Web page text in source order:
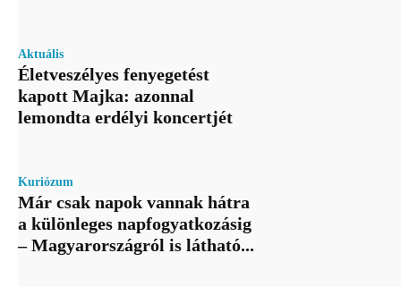
Aktuális
Életveszélyes fenyegetést
kapott Majka: azonnal
lemondta erdélyi koncertjét
Kuriózum
Már csak napok vannak hátra
a különleges napfogyatkozásig
– Magyarországról is látható...